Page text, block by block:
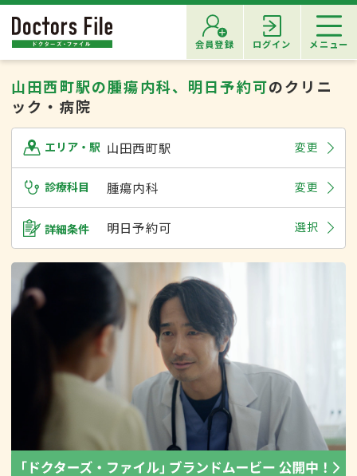
会員登録 ログイン メニュー
山田西町駅の腫瘍内科、明日予約可のクリニ
ック・病院
エリア・駅 山田西町駅 変更
診療科目 腫瘍内科 変更
詳細条件 明日予約可 選択